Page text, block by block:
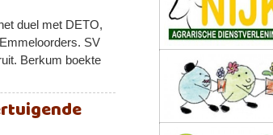
duel met DETO,
SV
Berkum boekte